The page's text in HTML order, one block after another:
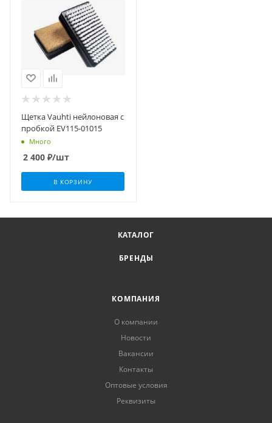
Щетка Vauhti нейлоновая с
пробкой EV115-01015
Много
2 400 ₽/шт
В КОРЗИНУ
КАТАЛОГ
БРЕНДЫ
КОМПАНИЯ
О компании
Новости
Вакансии
Контакты
Оптовые условия
Реквизиты